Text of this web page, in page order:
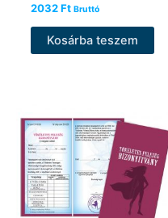
2032Ft Bruttó
Kosárba teszem